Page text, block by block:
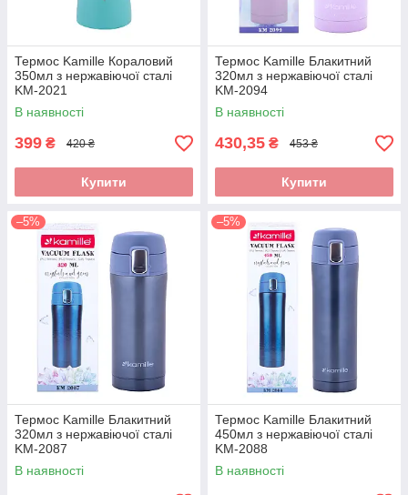
Термос Kamille Кораловий
350мл з нержавіючої сталі
KM-2021
В наявності
399 ₴ 420 ₴
Купити
Термос Kamille Блакитний
320мл з нержавіючої сталі
KM-2094
В наявності
430,35 ₴ 453 ₴
Купити
–5%
Термос Kamille Блакитний
320мл з нержавіючої сталі
KM-2087
В наявності
–5%
Термос Kamille Блакитний
450мл з нержавіючої сталі
KM-2088
В наявності